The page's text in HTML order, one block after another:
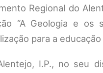
Regional do
“A Geologia e os
para a
I.P., no seu